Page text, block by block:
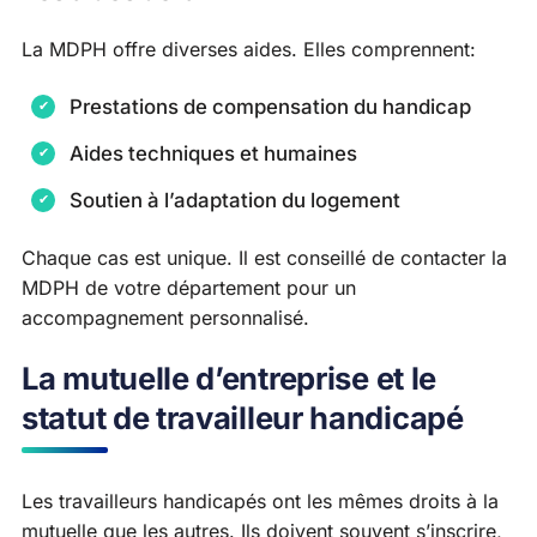
La MDPH offre diverses aides. Elles comprennent:
Prestations de compensation du handicap
Aides techniques et humaines
Soutien à l’adaptation du logement
Chaque cas est unique. Il est conseillé de contacter la
MDPH de votre département pour un
accompagnement personnalisé.
La mutuelle d’entreprise et le
statut de travailleur handicapé
Les travailleurs handicapés ont les mêmes droits à la
mutuelle que les autres. Ils doivent souvent s’inscrire,